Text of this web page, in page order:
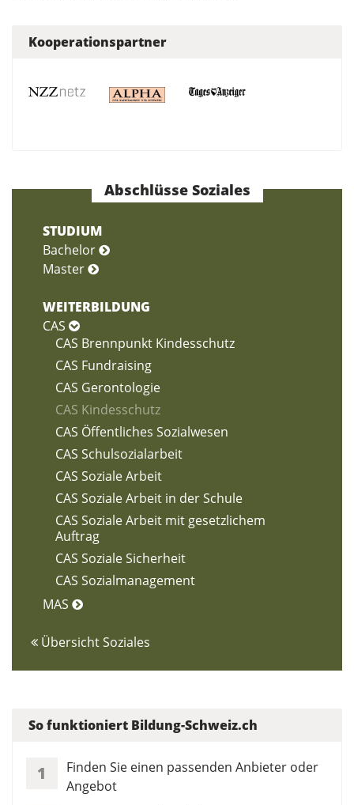
Kooperationspartner
Abschlüsse Soziales
STUDIUM
Bachelor
Master
WEITERBILDUNG
CAS
CAS Brennpunkt Kindesschutz
CAS Fundraising
CAS Gerontologie
CAS Kindesschutz
CAS Öffentliches Sozialwesen
CAS Schulsozialarbeit
CAS Soziale Arbeit
CAS Soziale Arbeit in der Schule
CAS Soziale Arbeit mit gesetzlichem
Auftrag
CAS Soziale Sicherheit
CAS Sozialmanagement
MAS
Übersicht Soziales
So funktioniert Bildung-Schweiz.ch
1
Finden Sie einen passenden Anbieter oder
Angebot